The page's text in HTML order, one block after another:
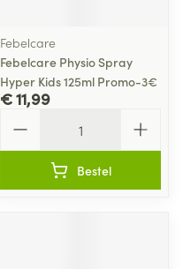
Febelcare
Febelcare Physio Spray
Hyper Kids 125ml Promo-3€
€ 11,99
Bestel